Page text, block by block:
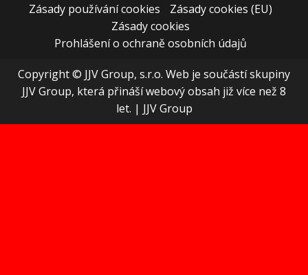
Zásady používání cookies
Zásady cookies (EU)
Zásady cookies
Prohlášení o ochraně osobních údajů
Copyright © JJV Group, s.r.o. Web je součástí skupiny
JJV Group, která přináší webový obsah již více než 8
let. | JJV Group